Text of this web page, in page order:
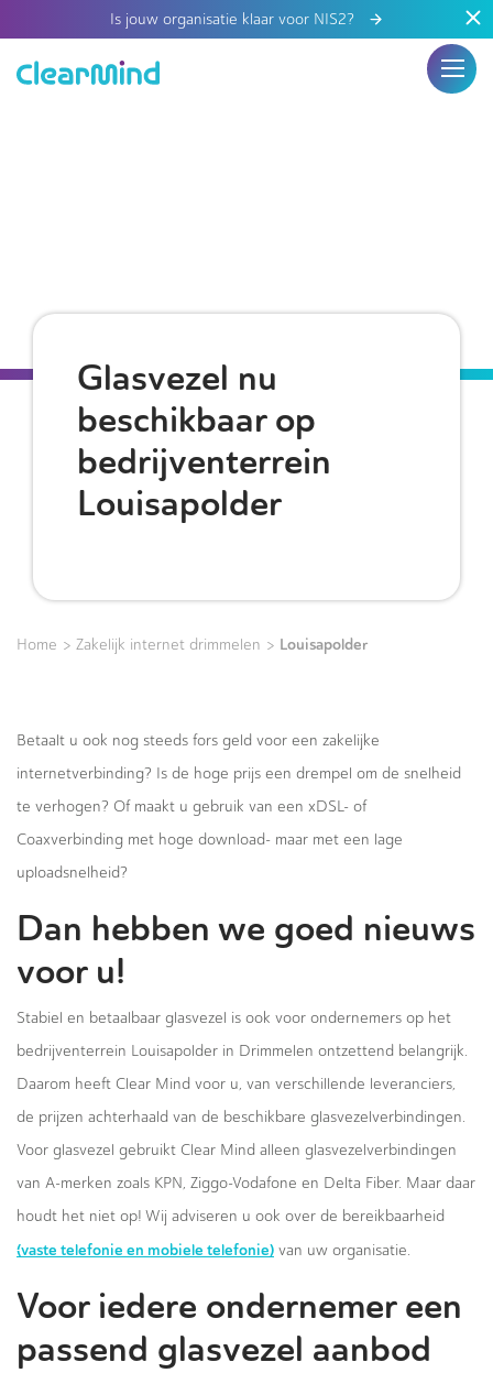
Is jouw organisatie klaar voor NIS2?
Glasvezel nu
beschikbaar op
bedrijventerrein
Louisapolder
Home > Zakelijk internet drimmelen > Louisapolder
Betaalt u ook nog steeds fors geld voor een zakelijke
internetverbinding? Is de hoge prijs een drempel om de snelheid
te verhogen? Of maakt u gebruik van een xDSL- of
Coaxverbinding met hoge download- maar met een lage
uploadsnelheid?
Dan hebben we goed nieuws
voor u!
Stabiel en betaalbaar glasvezel is ook voor ondernemers op het
bedrijventerrein Louisapolder in Drimmelen ontzettend belangrijk.
Daarom heeft Clear Mind voor u, van verschillende leveranciers,
de prijzen achterhaald van de beschikbare glasvezelverbindingen.
Voor glasvezel gebruikt Clear Mind alleen glasvezelverbindingen
van A-merken zoals KPN, Ziggo-Vodafone en Delta Fiber. Maar daar
houdt het niet op! Wij adviseren u ook over de bereikbaarheid
(vaste telefonie en mobiele telefonie) van uw organisatie.
Voor iedere ondernemer een
passend glasvezel aanbod